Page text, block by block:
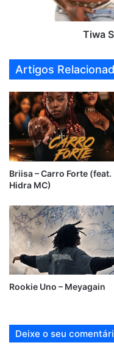
Tiwa
Artigos
Briisa – Carro Forte (feat.
Hidra MC)
Rookie Uno – Meyagain
Deixe o seu